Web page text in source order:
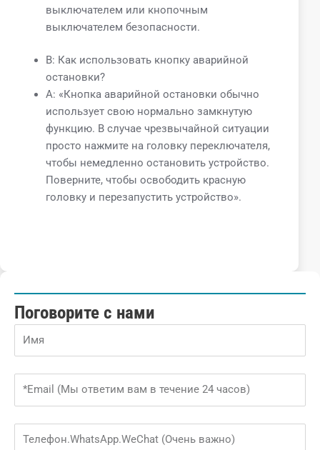
выключателем или кнопочным
выключателем безопасности.
В: Как использовать кнопку аварийной
остановки?
A: «Кнопка аварийной остановки обычно
использует свою нормально замкнутую
функцию. В случае чрезвычайной ситуации
просто нажмите на головку переключателя,
чтобы немедленно остановить устройство.
Поверните, чтобы освободить красную
головку и перезапустить устройство».
Поговорите с нами